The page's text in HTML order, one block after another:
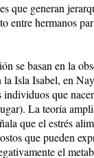
que generan
entre hermanos
se basan en la
Isla Isabel, en
que
La teoría
que el estrés
que pueden
el